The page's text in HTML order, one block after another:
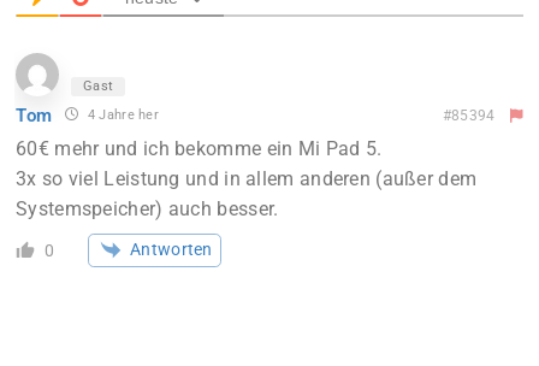
Gast
Tom 4 Jahre her #85394
60€ mehr und ich bekomme ein Mi Pad 5.
3x so viel Leistung und in allem anderen (außer dem
Systemspeicher) auch besser.
0 Antworten